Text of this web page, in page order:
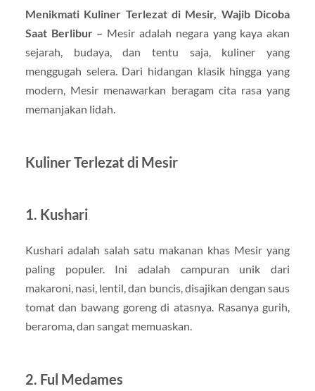
Menikmati Kuliner Terlezat di Mesir, Wajib Dicoba
Saat Berlibur – Mesir adalah negara yang kaya akan
sejarah, budaya, dan tentu saja, kuliner yang
menggugah selera. Dari hidangan klasik hingga yang
modern, Mesir menawarkan beragam cita rasa yang
memanjakan lidah.
Kuliner Terlezat di Mesir
1. Kushari
Kushari adalah salah satu makanan khas Mesir yang
paling populer. Ini adalah campuran unik dari
makaroni, nasi, lentil, dan buncis, disajikan dengan saus
tomat dan bawang goreng di atasnya. Rasanya gurih,
beraroma, dan sangat memuaskan.
2. Ful Medames